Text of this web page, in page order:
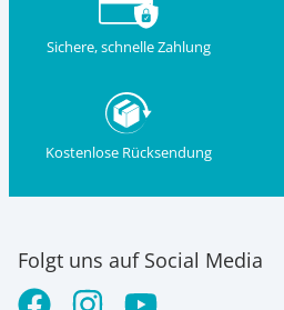
Sichere, schnelle Zahlung
Kostenlose Rücksendung
Folgt uns auf Social Media